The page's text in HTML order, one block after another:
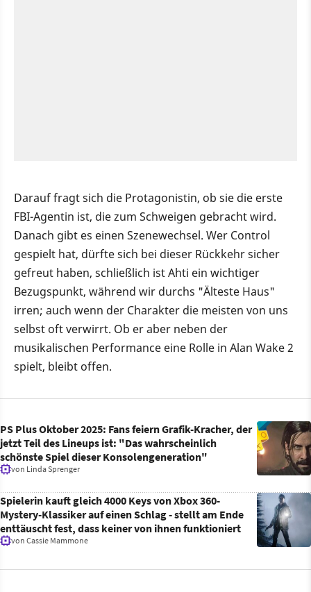
Darauf fragt sich die Protagonistin, ob sie die erste
FBI-Agentin ist, die zum Schweigen gebracht wird.
Danach gibt es einen Szenewechsel. Wer Control
gespielt hat, dürfte sich bei dieser Rückkehr sicher
gefreut haben, schließlich ist Ahti ein wichtiger
Bezugspunkt, während wir durchs "Älteste Haus"
irren; auch wenn der Charakter die meisten von uns
selbst oft verwirrt. Ob er aber neben der
musikalischen Performance eine Rolle in Alan Wake 2
spielt, bleibt offen.
PS Plus Oktober 2025: Fans feiern Grafik-Kracher, der
jetzt Teil des Lineups ist: "Das wahrscheinlich
schönste Spiel dieser Konsolengeneration"
von Linda Sprenger
Spielerin kauft gleich 4000 Keys von Xbox 360-
Mystery-Klassiker auf einen Schlag - stellt am Ende
enttäuscht fest, dass keiner von ihnen funktioniert
von Cassie Mammone